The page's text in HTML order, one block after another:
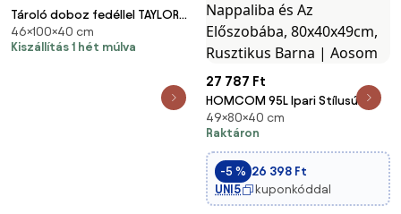
Tároló doboz fedéllel TAYLOR
100x40 cm, rusztikus barna
46×100×40 cm
Kiszállítás 1 hét múlva
27 787 Ft
HOMCOM 95L Ipari Stílusú
Tároló Láda Biztonsági
Zsanérral, Többfunkciós Tároló
Pad a Nappaliba és Az
Előszobába, 80x40x49cm,
Rusztikus Barna | Aosom
49×80×40 cm
Raktáron
-5 % 26 398 Ft
UNI5
kuponkóddal